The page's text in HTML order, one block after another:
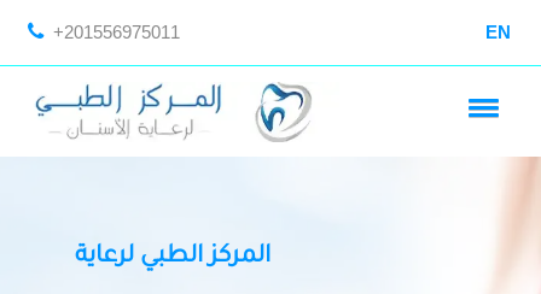
+201556975011 EN
المركز الطبي لرعاية